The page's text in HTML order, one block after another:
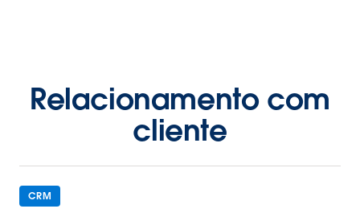
Relacionamento com
cliente
CRM